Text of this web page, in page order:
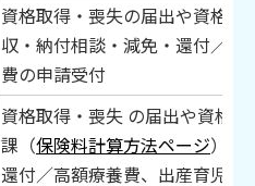
資格取得・喪失の届出や資格確
収・納付相談・減免・還付／高
費の申請受付
資格取得・喪失 の届出や資格
課（保険料計算方法ページ）・
還付／高額療養費、出産育児一